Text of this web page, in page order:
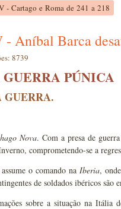
- Cartago e Roma de 241 a 218
Aníbal Barca
8739
PÚNICA
GUERRA.
Nova. Com a presa de
comprometendo-se a
o comando na Iberia,
de soldados ibéricos são
sobre a situação na Itália